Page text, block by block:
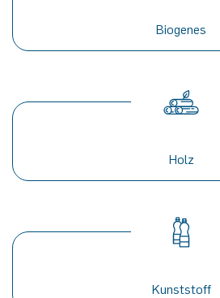
Biogenes
Holz
Kunststoff